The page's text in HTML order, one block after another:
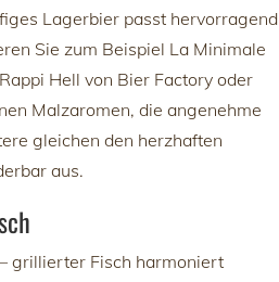
Lagerbier passt hervorragend
Sie zum Beispiel La Minimale
Hell von Bier Factory oder
Malzaromen, die angenehme
gleichen den herzhaften
aus.
grillierter Fisch harmoniert